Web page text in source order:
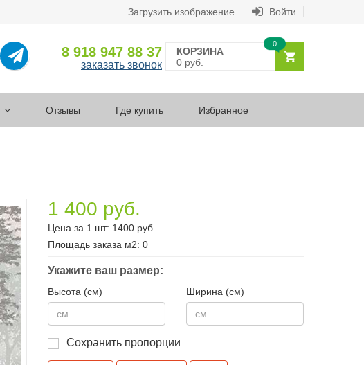
Загрузить изображение Войти
8 918 947 88 37
заказать звонок
КОРЗИНА
0 руб.
0
Отзывы Где купить Избранное
1 400 руб.
Цена за 1 шт: 1400 руб.
Площадь заказа м2: 0
Укажите ваш размер:
Высота (см) Ширина (см)
Сохранить пропорции